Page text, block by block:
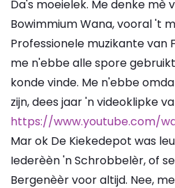
Da's moeielek. Me denke mè
Bowimmium Wana, vooral 't
Professionele muzikante van
me n'ebbe alle spore
konde vinde. Me n'ebbe
zijn, dees jaar 'n videoklipke
https://www.youtube.com/
Mar ok De Kiekedepot was
Iederèèn 'n Schrobbelèr, of
Bergenèèr voor altijd. Nee,